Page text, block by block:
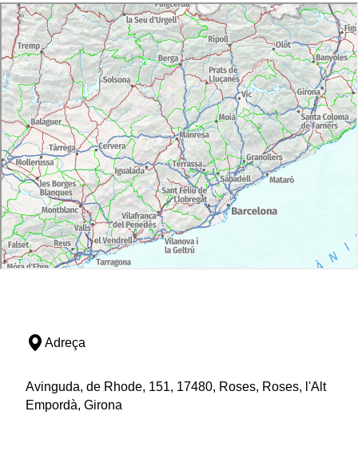
Adreça
Avinguda, de Rhode, 151, 17480, Roses, Roses, l'Alt
Empordà, Girona